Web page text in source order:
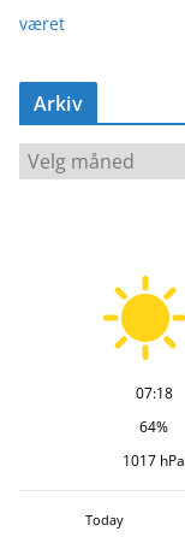
været
Arkiv
A
07:18
64%
1017 hPa
Today